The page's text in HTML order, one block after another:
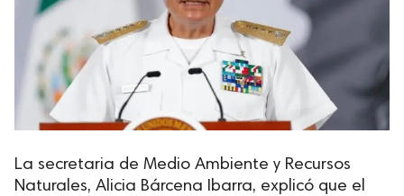
La secretaria de Medio Ambiente y Recursos
Naturales, Alicia Bárcena Ibarra, explicó que el